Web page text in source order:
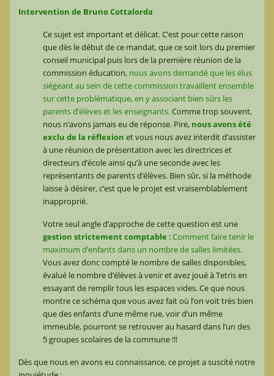
Intervention de Bruno Cottalorda
Ce sujet est important et délicat. C’est pour cette raison
que dès le début de ce mandat, que ce soit lors du premier
conseil municipal puis lors de la première réunion de la
commission éducation, nous avons demandé que les élus
siégeant au sein de cette commission travaillent ensemble
sur cette problématique, en y associant bien sûrs les
parents d’élèves et les enseignants.Comme trop souvent,
nous n’avons jamais eu de réponse. Pire, nous avons été
exclu de la réflexion et vous nous avez interdit d’assister
à une réunion de présentation avec les directrices et
directeurs d’école ainsi qu’à une seconde avec les
représentants de parents d’élèves. Bien sûr, si la méthode
laisse à désirer, c’est que le projet est vraisemblablement
inapproprié.
Votre seul angle d’approche de cette question est une
gestion strictement comptable :Comment faire tenir le
maximum d’enfants dans un nombre de salles limitées.
Vous avez donc compté le nombre de salles disponibles,
évalué le nombre d’élèves à venir et avez joué à Tetris en
essayant de remplir tous les espaces vides. Ce que nous
montre ce schéma que vous avez fait où l’on voit très bien
que des enfants d’une même rue, voir d’un même
immeuble, pourront se retrouver au hasard dans l’un des
5 groupes scolaires de la commune !!!
Dès que nous en avons eu connaissance, ce projet a suscité notre